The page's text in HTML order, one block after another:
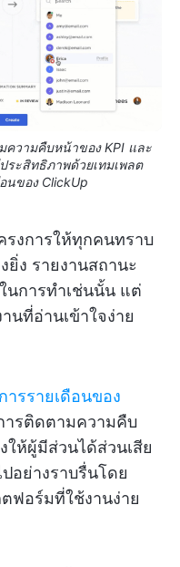
ความคืบหน้าของ KPI และ
ระสิทธิภาพด้วยเทมเพลต
นของ ClickUp
รงการให้ทุกคนทราบ
ยิ่ง รายงานสถานะ
นการทำเช่นนั้น แต่
นที่อ่านเข้าใจง่าย
ารรายเดือนของ
ารติดตามความคืบ
ห้ผู้มีส่วนได้ส่วนเสีย
อย่างราบรื่นโดย
ฟอร์มที่ใช้งานง่าย